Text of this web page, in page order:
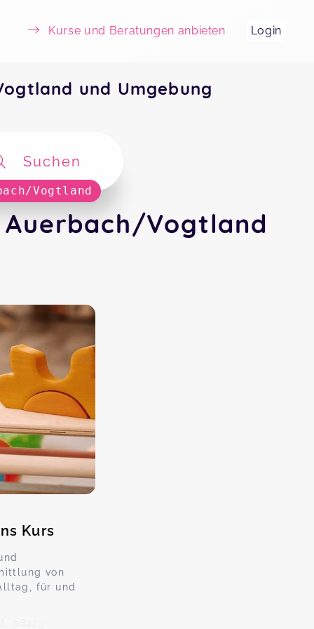
Kurse und Beratungen anbieten Login
und Umgebung
Suchen
Vogtland
Vogtland
Kurs
von
für und
08223